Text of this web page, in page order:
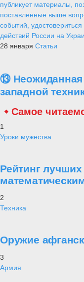
публикует материалы,
поставленные выше
событий,
действий России на
28 января Статьи
⑬ Неожиданная
западной
Самое
1
Уроки мужества
Рейтинг
2
Техника
Оружие
3
Армия